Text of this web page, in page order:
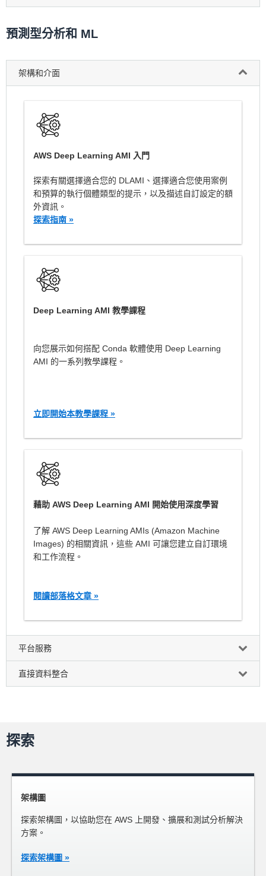
預測型分析和 ML
架構和介面
AWS Deep Learning AMI 入門
探索有關選擇適合您的 DLAMI、選擇適合您使用案例
和預算的執行個體類型的提示，以及描述自訂設定的額
外資訊。
探索指南 »
Deep Learning AMI 教學課程
向您展示如何搭配 Conda 軟體使用 Deep Learning
AMI 的一系列教學課程。
立即開始本教學課程 »
藉助 AWS Deep Learning AMI 開始使用深度學習
了解 AWS Deep Learning AMIs (Amazon Machine
Images) 的相關資訊，這些 AMI 可讓您建立自訂環境
和工作流程。
閱讀部落格文章 »
平台服務
直接資料整合
探索
架構圖
探索架構圖，以協助您在 AWS 上開發、擴展和測試分析解決
方案。
探索架構圖 »